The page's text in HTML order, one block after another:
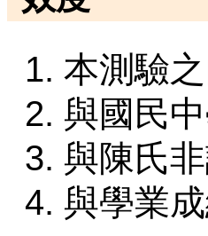
本測驗
與國民
與陳氏
與學業